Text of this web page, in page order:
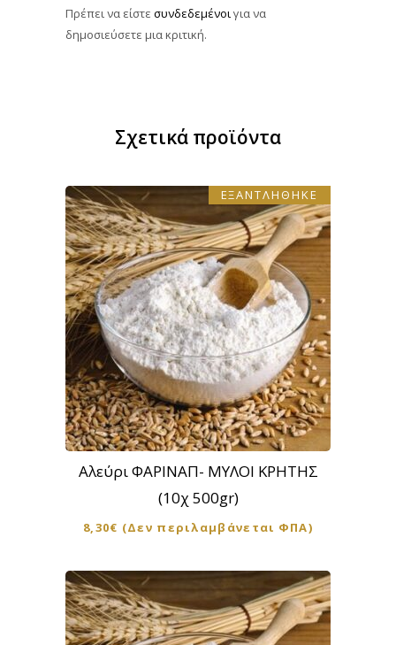
Πρέπει να είστε συνδεδεμένοιγια να
δημοσιεύσετε μια κριτική.
Σχετικά προϊόντα
ΕΞΑΝΤΛΗΘΗΚΕ
Αλεύρι ΦΑΡΙΝΑΠ- ΜΥΛΟΙ ΚΡΗΤΗΣ
(10χ 500gr)
8,30€ (Δεν περιλαμβάνεται ΦΠΑ)